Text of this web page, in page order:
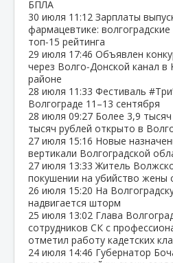
БПЛА
30 июля 11:12 Зарплаты
фармацевтике:
топ‑15 рейтинга
29 июля 17:46 Объявлен
через Волго‑Донской канал
районе
28 июля 11:33 Фестиваль
Волгограде 11–13 сентября
28 июля 09:27 Более 3,9
тысяч рублей открыто в
27 июля 15:16 Новые
вертикали Волгоградской
27 июля 13:33 Житель
покушении на убийство жены
26 июля 15:20 На
надвигается шторм
25 июля 13:02 Глава
сотрудников СК с
отметил работу кадетских
24 июля 14:46 Губернатор